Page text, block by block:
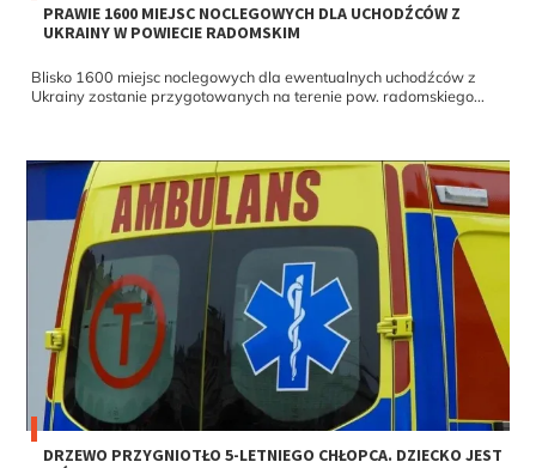
PRAWIE 1600 MIEJSC NOCLEGOWYCH DLA UCHODŹCÓW Z
UKRAINY W POWIECIE RADOMSKIM
Blisko 1600 miejsc noclegowych dla ewentualnych uchodźców z
Ukrainy zostanie przygotowanych na terenie pow. radomskiego...
DRZEWO PRZYGNIOTŁO 5-LETNIEGO CHŁOPCA. DZIECKO JEST